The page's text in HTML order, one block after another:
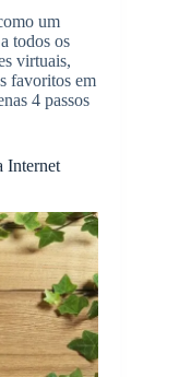
um
todos os
virtuais,
favoritos em
4 passos
Internet